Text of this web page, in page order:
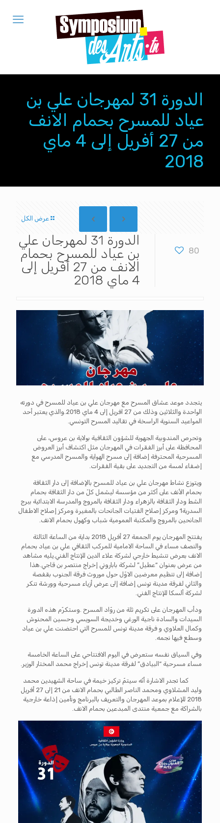
الدورة 31 لمهرجان علي بن
عياد للمسرح بحمام الانف
من 27 أفريل إلى 4 ماي
2018
عرض الكل
80
الدورة 31 لمهرجان علي
بن عياد للمسرح بحمام
الانف من 27 أفريل إلى
4 ماي 2018
يتجدد موعد عشاق المسرح مع مهرجان علي بن عياد للمسرح في دورته
الواحدة والثلاثين وذلك من 27 افريل إلى 4 ماي 2018.والذي يعتبر أحد
المواعيد السنوية الراسخة في تقاليد المسرح التونسي.
وتحرص المندوبية الجهوية للشؤون الثقافية بولاية بن عروس، على
المحافظة على أبرز الفقرات في المهرجان مثل اكتشاف أبرز العروض
المسرحية المحترفة إضافة إلى مسرح الهواية والمسرح المدرسي مع
إضفاء لمسة من التجديد على بقية الفقرات.
ويتوزع نشاط مهرجان علي بن عياد للمسرح بالإضافة إلى دار الثقافة
بحمام الأنف على أكثر من مؤسسة ليشمل كلّ من دار الثقافة بحمام
الشط ودار الثقافة بالزهراء ودار الثقافة بالمروج والمدرسة الابتدائية ببرج
السدرية1 ومركز إصلاح الفتيات الجانحات بالمغيرة ومركز إصلاح الاطفال
الجانحين بالمروج والمكتبة العمومية شباب وكهول بحمام الانف.
يفتتح المهرجان يوم الجمعة 27 أفريل 2018 بداية من الساعة الثالثة
والنصف مساء في الساحة الامامية للمركب الثقافي علي بن عياد بحمام
الانف بعرض تنشيط خارجي لشركة علاء الدين للإنتاج الفني.يليه مشاهد
من عرض بعنوان “عطيل” لشركة باباروني إخراج منتصر بن قاجي.هذا
إضافة إلى تنظيم معرضين الاوّل حول موروث فرقة الجنوب بقفصة
والثاني لفرقة مدينة تونس إضافة إلى عرض أزياء مسرحية وورشة تنكر
لشركة ألسكا للإنتاج الفني.
ودأب المهرجان على تكريم ثلة من روّاد المسرح .وستكرّم هذه الدورة
السيدات والسادة ناجية الورغي وخديجة السويسي وحسين المحنوش
وكمال العلاوي و فرقة مدينة تونس للمسرح التي احتضنت علي بن عياد
وسطع فيها نجمه.
وفي السياق نفسه ستعرض في اليوم الافتتاحي على الساعة الخامسة
مساء مسرحية “البيادق” لفرقة مدينة تونس إخراج محمد المختار الوزير.
كما تجدر الاشارة أنّه سيتمّ تركيز خيمة في ساحة الشهيدين محمد
وليد المشلاوي ومحمد الناصر الطالبي بحمام الانف من 21 إلى 27 أفريل
2018 للإعلام بموعد المهرجان والتعريف بالبرنامج وتأمين إذاعة خارجية
بالشراكة مع جمعية منتدى المبدعين بحمام الانف.